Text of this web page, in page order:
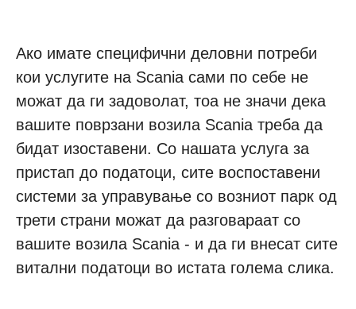
Ако имате специфични деловни потреби
кои услугите на Scania сами по себе не
можат да ги задоволат, тоа не значи дека
вашите поврзани возила Scania треба да
бидат изоставени. Со нашата услуга за
пристап до податоци, сите воспоставени
системи за управување со возниот парк од
трети страни можат да разговараат со
вашите возила Scania - и да ги внесат сите
витални податоци во истата голема слика.